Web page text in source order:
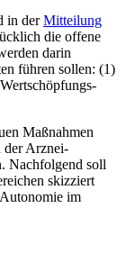
in derMitteilung
die offe­ne
darin
führen sol­len: (1)
Maßnahmen
der Arznei­
Nachfolgend soll
skizziert
im